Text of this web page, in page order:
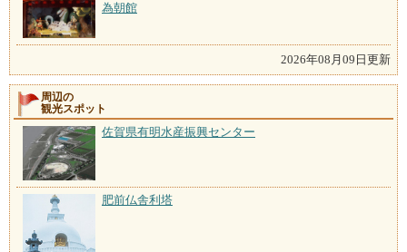
為朝館
2026年08月09日更新
周辺の
観光スポット
佐賀県有明水産振興センター
肥前仏舎利塔